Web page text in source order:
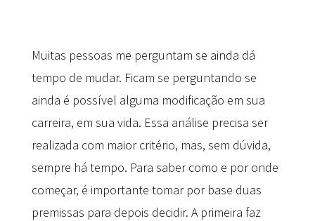
Muitas pessoas me perguntam se ainda dá
tempo de mudar. Ficam se perguntando se
ainda é possível alguma modificação em sua
carreira, em sua vida. Essa análise precisa ser
realizada com maior critério, mas, sem dúvida,
sempre há tempo. Para saber como e por onde
começar, é importante tomar por base duas
premissas para depois decidir. A primeira faz